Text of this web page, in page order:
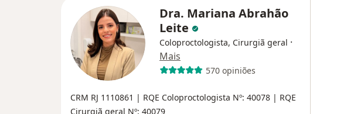
Dra. Mariana Abrahão
Leite
Coloproctologista, Cirurgiã geral ·
Mais
570 opiniões
CRM RJ 1110861 | RQE Coloproctologista Nº: 40078 | RQE
Cirurgiã geral Nº: 40079